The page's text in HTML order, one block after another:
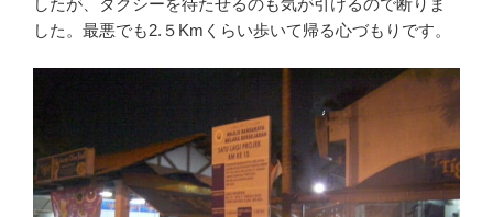
した。最悪でも2.５Kmくらい歩いて帰る心づもりです。